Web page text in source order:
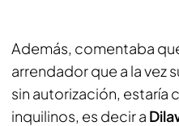
Además, comentaba
arrendador que a la vez
sin autorización, estaría
inquilinos, es decir a